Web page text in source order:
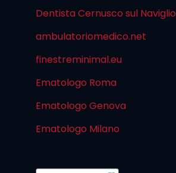
Dentista Cernusco sul Naviglio
ambulatoriomedico.net
finestreminimal.eu
Ematologo Roma
Ematologo Genova
Ematologo Milano